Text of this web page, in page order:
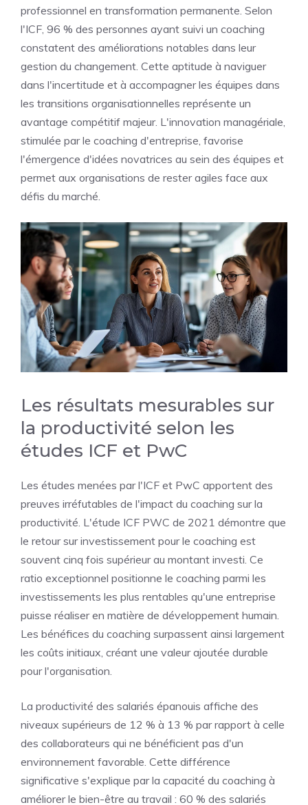
professionnel en transformation permanente. Selon
l'ICF, 96 % des personnes ayant suivi un coaching
constatent des améliorations notables dans leur
gestion du changement. Cette aptitude à naviguer
dans l'incertitude et à accompagner les équipes dans
les transitions organisationnelles représente un
avantage compétitif majeur. L'innovation managériale,
stimulée par le coaching d'entreprise, favorise
l'émergence d'idées novatrices au sein des équipes et
permet aux organisations de rester agiles face aux
défis du marché.
Les résultats mesurables sur
la productivité selon les
études ICF et PwC
Les études menées par l'ICF et PwC apportent des
preuves irréfutables de l'impact du coaching sur la
productivité. L'étude ICF PWC de 2021 démontre que
le retour sur investissement pour le coaching est
souvent cinq fois supérieur au montant investi. Ce
ratio exceptionnel positionne le coaching parmi les
investissements les plus rentables qu'une entreprise
puisse réaliser en matière de développement humain.
Les bénéfices du coaching surpassent ainsi largement
les coûts initiaux, créant une valeur ajoutée durable
pour l'organisation.
La productivité des salariés épanouis affiche des
niveaux supérieurs de 12 % à 13 % par rapport à celle
des collaborateurs qui ne bénéficient pas d'un
environnement favorable. Cette différence
significative s'explique par la capacité du coaching à
améliorer le bien-être au travail : 60 % des salariés